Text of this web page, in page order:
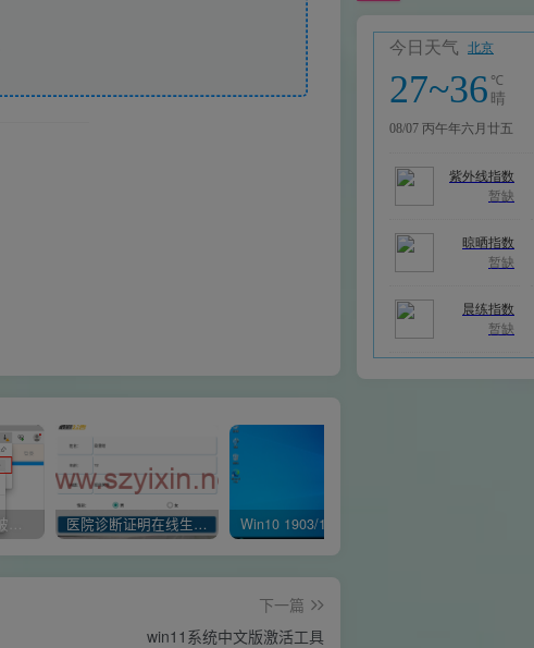
Edge浏览器下载被阻止 已阻止此不安全的文件是什么原因呢 医院诊断证明在线生成器-安卓APP
下一篇
win11系统中文版激活工具